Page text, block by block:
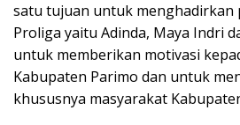
satu tujuan untuk menghadirkan
Proliga yaitu Adinda, Maya Indri
untuk memberikan motivasi
Kabupaten Parimo dan untuk
khususnya masyarakat